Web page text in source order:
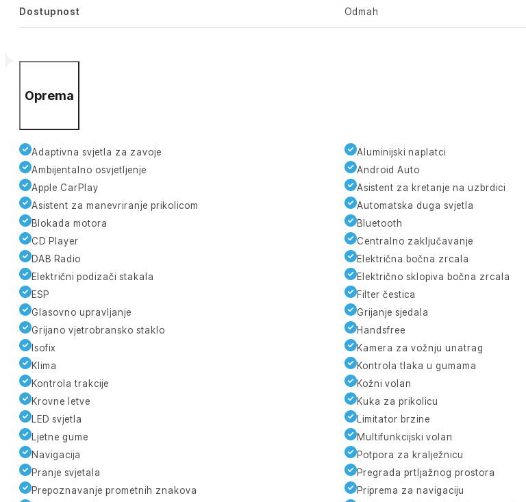
Dostupnost Odmah
Oprema
Adaptivna svjetla za zavoje
Aluminijski naplatci
Ambijentalno osvjetljenje
Android Auto
Apple CarPlay
Asistent za kretanje na uzbrdici
Asistent za manevriranje prikolicom
Automatska duga svjetla
Blokada motora
Bluetooth
CD Player
Centralno zaključavanje
DAB Radio
Električna bočna zrcala
Električni podizači stakala
Električno sklopiva bočna zrcala
ESP
Filter čestica
Glasovno upravljanje
Grijanje sjedala
Grijano vjetrobransko staklo
Handsfree
Isofix
Kamera za vožnju unatrag
Klima
Kontrola tlaka u gumama
Kontrola trakcije
Kožni volan
Krovne letve
Kuka za prikolicu
LED svjetla
Limitator brzine
Ljetne gume
Multifunkcijski volan
Navigacija
Potpora za kralježnicu
Pranje svjetala
Pregrada prtljažnog prostora
Prepoznavanje prometnih znakova
Priprema za navigaciju